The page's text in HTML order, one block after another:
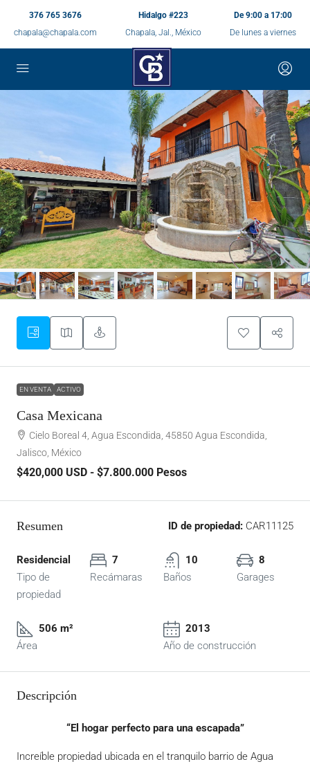
376 765 3676
chapala@chapala.com
Hidalgo #223
Chapala, Jal., México
De 9:00 a 17:00
De lunes a viernes
EN VENTA ACTIVO
Casa Mexicana
Cielo Boreal 4, Agua Escondida, 45850 Agua Escondida,
Jalisco, México
$420,000 USD - $7.800.000 Pesos
Resumen ID de propiedad: CAR11125
Residencial
Tipo de
propiedad
7
Recámaras
10
Baños
8
Garages
506 m²
Área
2013
Año de construcción
Descripción
“El hogar perfecto para una escapada”
Increíble propiedad ubicada en el tranquilo barrio de Agua